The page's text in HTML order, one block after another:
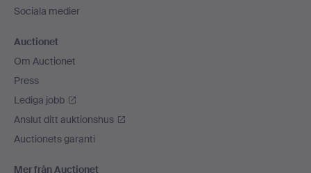
Sociala medier
Auctionet
Om Auctionet
Press
Lediga jobb
Anslut ditt auktionshus
Auctionets garanti
Mer från Auctionet